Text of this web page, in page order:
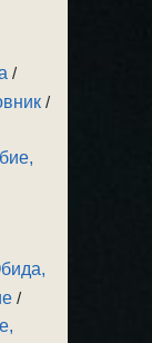
/
/
/